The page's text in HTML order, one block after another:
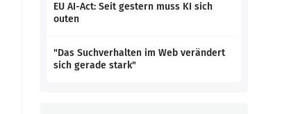
EU AI-Act: Seit gestern muss KI sich
outen
"Das Suchverhalten im Web verändert
sich gerade stark"